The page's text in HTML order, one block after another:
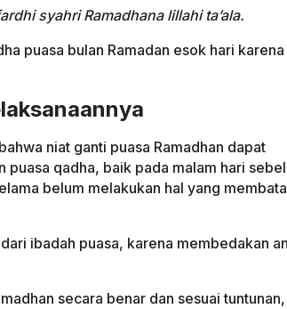
syahri Ramadhana lillahi ta’ala.
puasa bulan Ramadan esok hari
niat ganti puasa Ramadhan dapat
qadha, baik pada malam hari
belum melakukan hal yang
ibadah puasa, karena membedakan
secara benar dan sesuai tuntunan,